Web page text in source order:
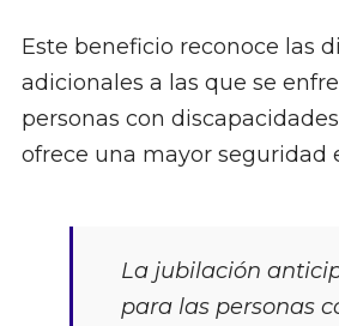
Este beneficio reconoce las
adicionales a las que se
personas con
ofrece una mayor seguridad
La jubilación
para las personas